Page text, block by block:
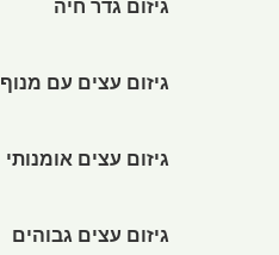
גיזום גדר חיה
גיזום עצים עם מנוף
גיזום עצים אומנותי
גיזום עצים גבוהים